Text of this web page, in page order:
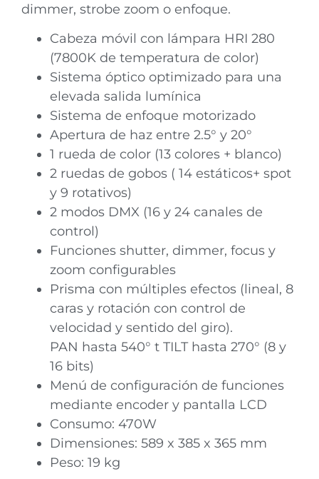
dimmer, strobe zoom o enfoque.
Cabeza móvil con lámpara HRI 280
(7800K de temperatura de color)
Sistema óptico optimizado para una
elevada salida lumínica
Sistema de enfoque motorizado
Apertura de haz entre 2.5° y 20°
1 rueda de color (13 colores + blanco)
2 ruedas de gobos ( 14 estáticos+ spot
y 9 rotativos)
2 modos DMX (16 y 24 canales de
control)
Funciones shutter, dimmer, focus y
zoom configurables
Prisma con múltiples efectos (lineal, 8
caras y rotación con control de
velocidad y sentido del giro).
PAN hasta 540° t TILT hasta 270° (8 y
16 bits)
Menú de configuración de funciones
mediante encoder y pantalla LCD
Consumo: 470W
Dimensiones: 589 x 385 x 365 mm
Peso: 19 kg